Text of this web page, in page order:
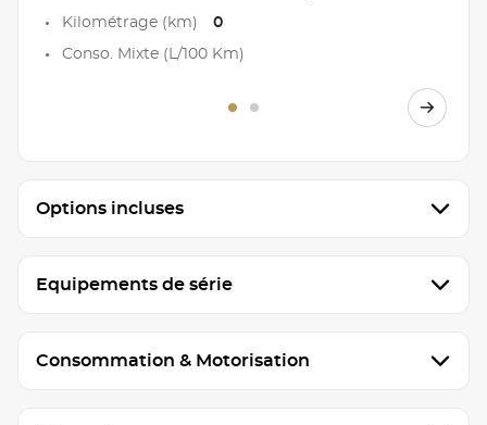
Kilométrage (km) 0
Conso. Mixte (L/100 Km)
Options incluses
Equipements de série
Consommation & Motorisation